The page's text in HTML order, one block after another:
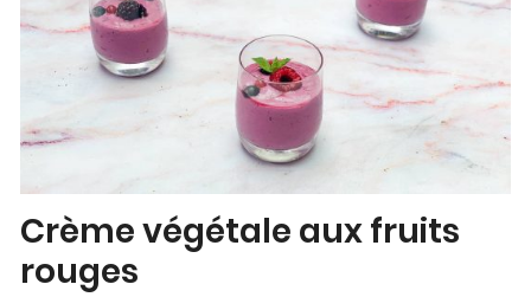
Crème végétale aux fruits
rouges